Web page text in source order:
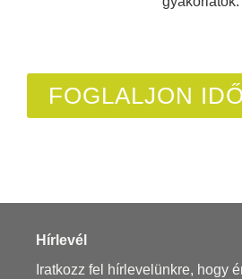
FOGLALJON
Hírlevél
Iratkozz fel hírlevelünkre, hogy